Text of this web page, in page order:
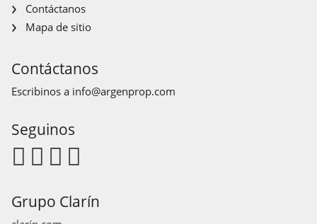
Contáctanos
Mapa de sitio
Contáctanos
Escribinos a info@argenprop.com
Seguinos
Grupo Clarín